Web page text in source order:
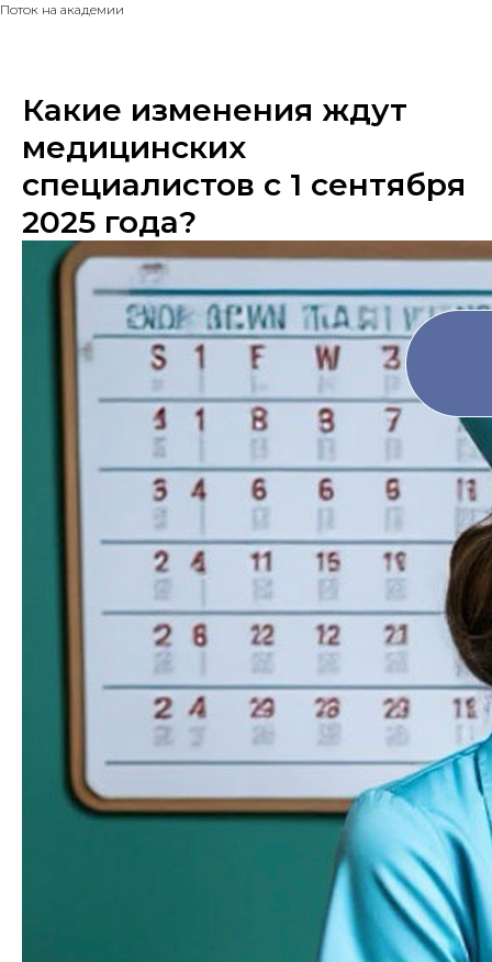
Поток на академии
Какие изменения ждут
медицинских
специалистов с 1 сентября
2025 года?